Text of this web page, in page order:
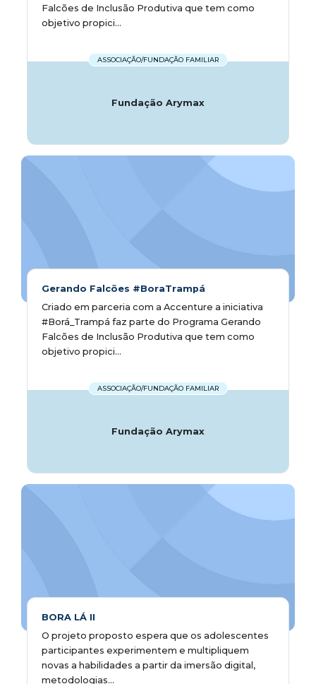
Falcões de Inclusão Produtiva que tem como
objetivo propici...
ASSOCIAÇÃO/FUNDAÇÃO FAMILIAR
Fundação Arymax
Gerando Falcões #BoraTrampá
Criado em parceria com a Accenture a iniciativa
#Borá_Trampá faz parte do Programa Gerando
Falcões de Inclusão Produtiva que tem como
objetivo propici...
ASSOCIAÇÃO/FUNDAÇÃO FAMILIAR
Fundação Arymax
BORA LÁ II
O projeto proposto espera que os adolescentes
participantes experimentem e multipliquem
novas a habilidades a partir da imersão digital,
metodologias...